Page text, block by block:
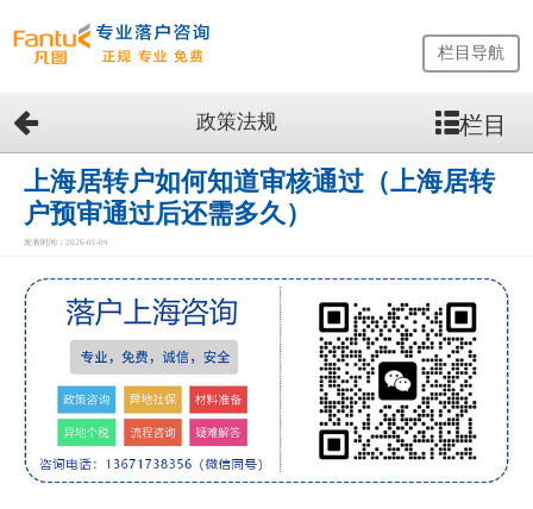
网
站
首
页
留
生
务
优
栏目导航
政策法规 栏目
上海居转户如何知道审核通过（上海居转
户预审通过后还需多久）
发表时间：2026-01-09